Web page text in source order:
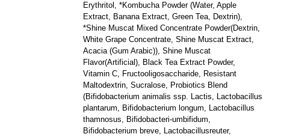
Erythritol, *Kombucha Powder (Water, Apple
Extract, Banana Extract, Green Tea, Dextrin),
*Shine Muscat Mixed Concentrate Powder(Dextrin,
White Grape Concentrate, Shine Muscat Extract,
Acacia (Gum Arabic)), Shine Muscat
Flavor(Artificial), Black Tea Extract Powder,
Vitamin C, Fructooligosaccharide, Resistant
Maltodextrin, Sucralose, Probiotics Blend
(Bifidobacterium animalis ssp. Lactis, Lactobacillus
plantarum, Bifidobacterium longum, Lactobacillus
thamnosus, Bifidobacteri-umbifidum,
Bifidobacterium breve, Lactobacillusreuter,